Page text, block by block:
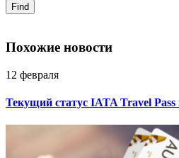
Find
Похожие новости
12 февраля
Текущий статус IATA Travel